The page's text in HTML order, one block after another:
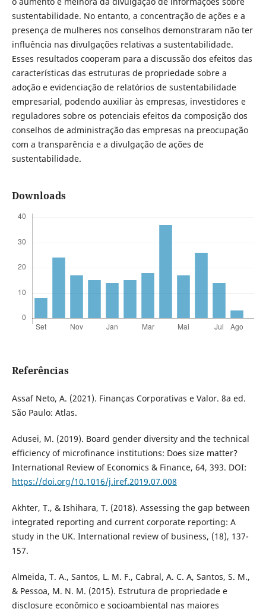
sustentabilidade. No entanto, a concentração de ações e a
presença de mulheres nos conselhos demonstraram não ter
influência nas divulgações relativas a sustentabilidade.
Esses resultados cooperam para a discussão dos efeitos das
características das estruturas de propriedade sobre a
adoção e evidenciação de relatórios de sustentabilidade
empresarial, podendo auxiliar às empresas, investidores e
reguladores sobre os potenciais efeitos da composição dos
conselhos de administração das empresas na preocupação
com a transparência e a divulgação de ações de
sustentabilidade.
Downloads
Referências
Assaf Neto, A. (2021). Finanças Corporativas e Valor. 8a ed.
São Paulo: Atlas.
Adusei, M. (2019). Board gender diversity and the technical
efficiency of microfinance institutions: Does size matter?
International Review of Economics & Finance, 64, 393. DOI:
https://doi.org/10.1016/j.iref.2019.07.008
Akhter, T., & Ishihara, T. (2018). Assessing the gap between
integrated reporting and current corporate reporting: A
study in the UK. International review of business, (18), 137-
157.
Almeida, T. A., Santos, L. M. F., Cabral, A. C. A, Santos, S. M.,
& Pessoa, M. N. M. (2015). Estrutura de propriedade e
disclosure econômico e socioambiental nas maiores